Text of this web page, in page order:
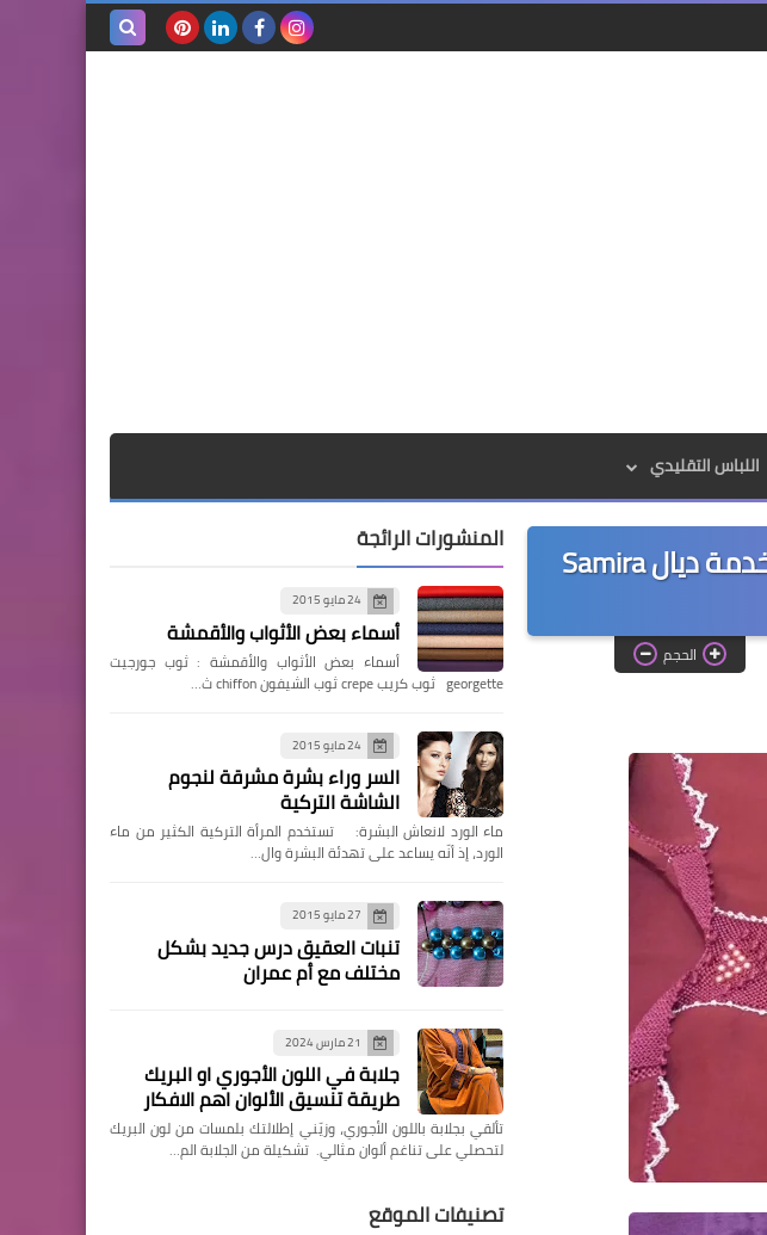
اللباس التقليدي
ليشاف شي موديل من هاد الموديلات ديال الراندة يعرف بلي خدمة ديال Samira
الحجم
المنشورات الرائجة
24 مايو 2015
أسماء بعض الأثواب والأقمشة
أسماء بعض الأثواب والأقمشة : ثوب جورجيت
georgette ثوب كريب crepe ثوب الشيفون chiffon ث…
24 مايو 2015
السر وراء بشرة مشرقة لنجوم
الشاشة التركية
ماء الورد لانعاش البشرة: تستخدم المرأة التركية الكثير من ماء
الورد، إذ أنّه يساعد على تهدئة البشرة وال…
27 مايو 2015
تنبات العقيق درس جديد بشكل
مختلف مع أم عمران
21 مارس 2024
جلابة في اللون الأجوري او البريك
طريقة تنسيق الألوان اهم الافكار
تألقي بجلابة باللون الأجوري، وزيّني إطلالتك بلمسات من لون البريك
لتحصلي على تناغم ألوان مثالي. تشكيلة من الجلابة الم…
تصنيفات الموقع